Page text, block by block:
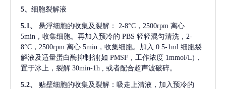
5、 细胞裂解液
5.1、 悬浮细胞的收集及裂解：
2-8°C，2500rpm 离心
5min，收集细胞。再加入预冷的 PBS 轻轻混匀清洗，2-
8°C，2500rpm 离心 5min，收集细胞。加入 0.5-1ml 细胞裂
解液及适量蛋白酶抑制剂(如 PMSF，工作浓度 1mmol/L)，
置于冰上，裂解 30min-1h , 或者配合超声波破碎。
5.2、
贴壁细胞的收集及裂解：吸走上清液，加入预冷的